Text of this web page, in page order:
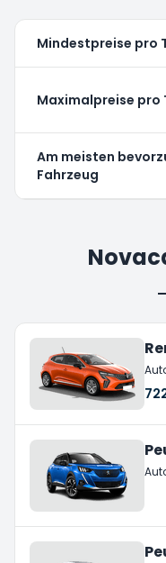
Mindestpreise pro
Maximalpreise pro
Am meisten
Fahrzeug